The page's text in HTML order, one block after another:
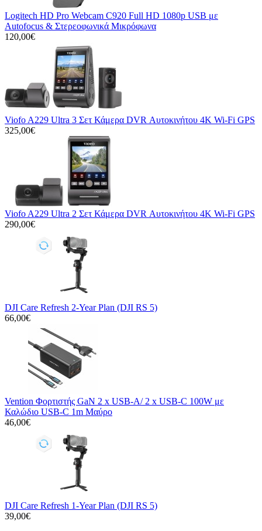
Logitech HD Pro Webcam C920 Full HD 1080p USB με
Autofocus & Στερεοφωνικά Μικρόφωνα
120,00€
Viofo A229 Ultra 3 Σετ Κάμερα DVR Αυτοκινήτου 4K Wi-Fi GPS
325,00€
Viofo A229 Ultra 2 Σετ Κάμερα DVR Αυτοκινήτου 4K Wi-Fi GPS
290,00€
DJI Care Refresh 2-Year Plan (DJI RS 5)
66,00€
Vention Φορτιστής GaN 2 x USB-A/ 2 x USB-C 100W με
Καλώδιο USB-C 1m Μαύρο
46,00€
DJI Care Refresh 1-Year Plan (DJI RS 5)
39,00€